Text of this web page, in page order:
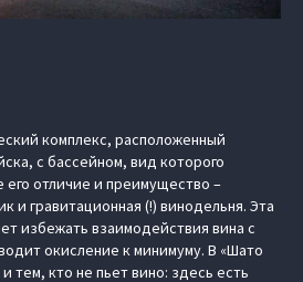
комплекс, расположенный
с бассейном, вид которого
его отличие и преимущество –
и гравитационная (!) винодельня. Эта
избежать взаимодействия вина с
окисление к минимуму. В «Шато
тем, кто не пьет вино: здесь есть